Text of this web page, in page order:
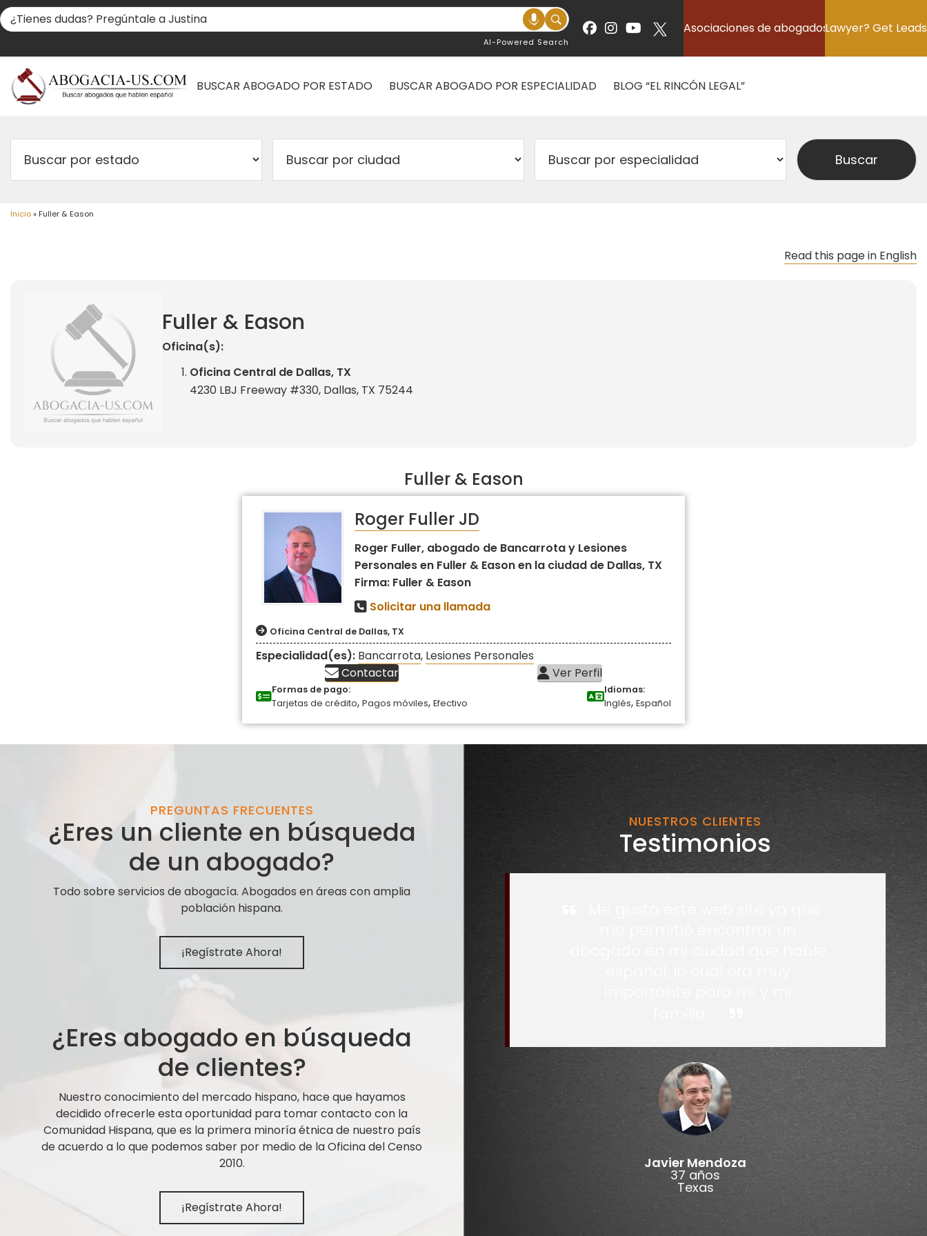
AI-Powered Search
Asociaciones de abogadosLawyer? Get Leads
BUSCAR ABOGADO POR ESTADO BUSCAR ABOGADO POR ESPECIALIDAD BLOG “EL RINCÓN LEGAL”
Inicio» Fuller & Eason
Read this page in English
Fuller & Eason
Oficina(s):
Oficina Central de Dallas, TX
4230 LBJ Freeway #330, Dallas, TX 75244
Fuller & Eason
Roger Fuller JD
Roger Fuller, abogado de Bancarrota y Lesiones
Personales en Fuller & Eason en la ciudad de Dallas, TX
Firma: Fuller & Eason
Solicitar una llamada
Oficina Central de Dallas, TX
Especialidad(es): Bancarrota, Lesiones Personales
Contactar
Ver Perfil
Formas de pago:
Tarjetas de crédito, Pagos móviles, Efectivo
Idiomas:
Inglés, Español
PREGUNTAS FRECUENTES
¿Eres un cliente en búsqueda
de un abogado?
Todo sobre servicios de abogacía. Abogados en áreas con amplia
población hispana.
¡Regístrate Ahora!
¿Eres abogado en búsqueda
de clientes?
Nuestro conocimiento del mercado hispano, hace que hayamos
decidido ofrecerle esta oportunidad para tomar contacto con la
Comunidad Hispana, que es la primera minoría étnica de nuestro país
de acuerdo a lo que podemos saber por medio de la Oficina del Censo
2010.
¡Regístrate Ahora!
NUESTROS CLIENTES
Testimonios
Javier Mendoza
37 años
Texas